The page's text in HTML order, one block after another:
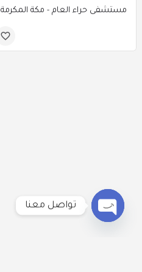
مستشفى حراء العام - مكة المكرمة
تواصل معنا